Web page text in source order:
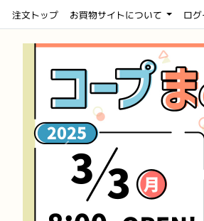
注文トップ お買物サイトについて ロ
前へ